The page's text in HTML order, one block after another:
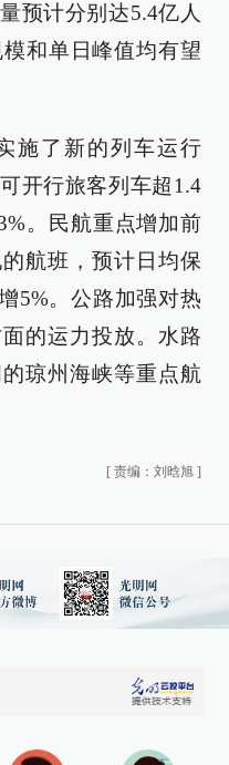
预计分别达5.4亿人
和单日峰值均有望
施了新的列车运行
开行旅客列车超1.4
。民航重点增加前
航班，预计日均保
5%。公路加强对热
的运力投放。水路
琼州海峡等重点航
[ 责编：刘晗旭 ]